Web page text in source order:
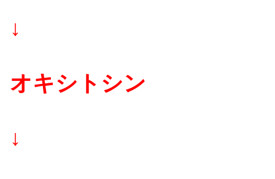
↓
オキシトシン
↓